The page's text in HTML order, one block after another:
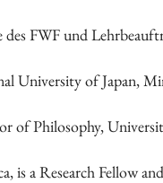
des FWF und
University of Japan,
of Philosophy,
is a Research Fellow